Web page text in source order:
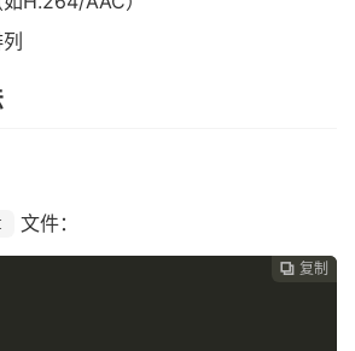
文件：
 复制